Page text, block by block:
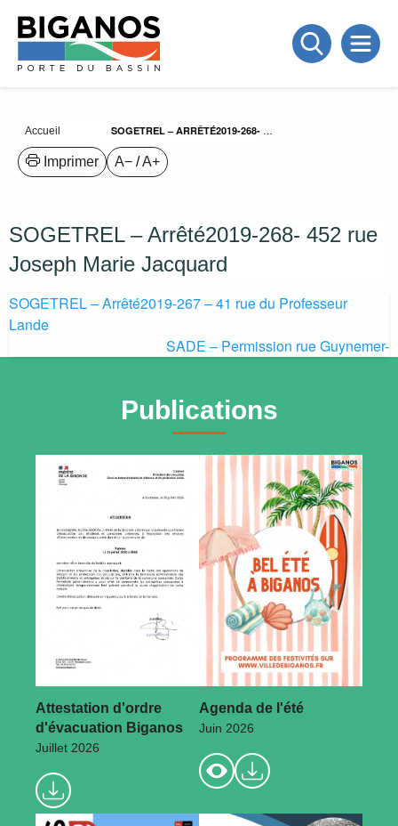
Accueil SOGETREL – ARRÊTÉ2019-268- 452 RUE JOSEPH MARIE JACQUARD
A− /A+
Imprimer
SOGETREL – Arrêté2019-268- 452 rue
Joseph Marie Jacquard
Navigation
de
l’article
SOGETREL – Arrêté2019-267 – 41 rue du Professeur
Lande
SADE – Permission rue Guynemer-
Publications
Attestation d'ordre
d'évacuation Biganos
Juillet 2026
Agenda de l'été
Juin 2026